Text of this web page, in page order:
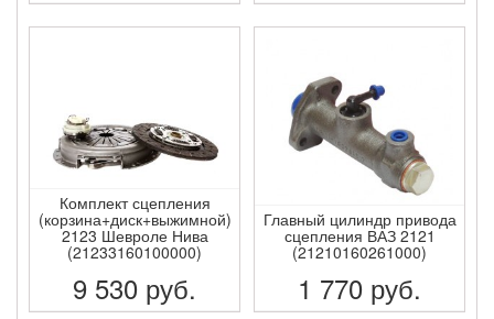
ПОДРОБНЕЕ ПОДРОБНЕЕ
Комплект сцепления
(корзина+диск+выжимной)
2123 Шевроле Нива
(21233160100000)
9 530 руб.
Главный цилиндр привода
сцепления ВАЗ 2121
(21210160261000)
1 770 руб.